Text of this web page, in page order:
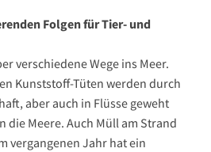
Folgen für Tier- und
verschiedene Wege ins Meer.
Kunststoff-Tüten werden durch
aber auch in Flüsse geweht
die Meere. Auch Müll am Strand
vergangenen Jahr hat ein